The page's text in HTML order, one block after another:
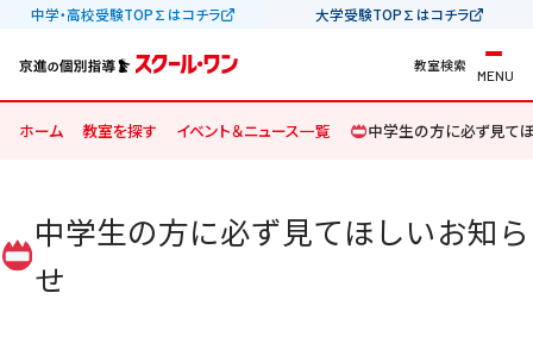
中学・高校受験TOP∑はコチラ 大学受験TOP∑はコチラ
教室検索
MENU
ホーム 教室を探す イベント＆ニュース一覧 中学生の方に必ず見て
中学生の方に必ず見てほしいお知ら
せ